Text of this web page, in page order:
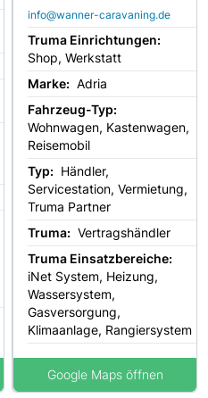
info@wanner-caravaning.de
Truma Einrichtungen:
Shop, Werkstatt
Marke: Adria
Fahrzeug-Typ:
Wohnwagen, Kastenwagen,
Reisemobil
Typ: Händler,
Servicestation, Vermietung,
Truma Partner
Truma: Vertragshändler
Truma Einsatzbereiche:
iNet System, Heizung,
Wassersystem,
Gasversorgung,
Klimaanlage, Rangiersystem
Google Maps öffnen